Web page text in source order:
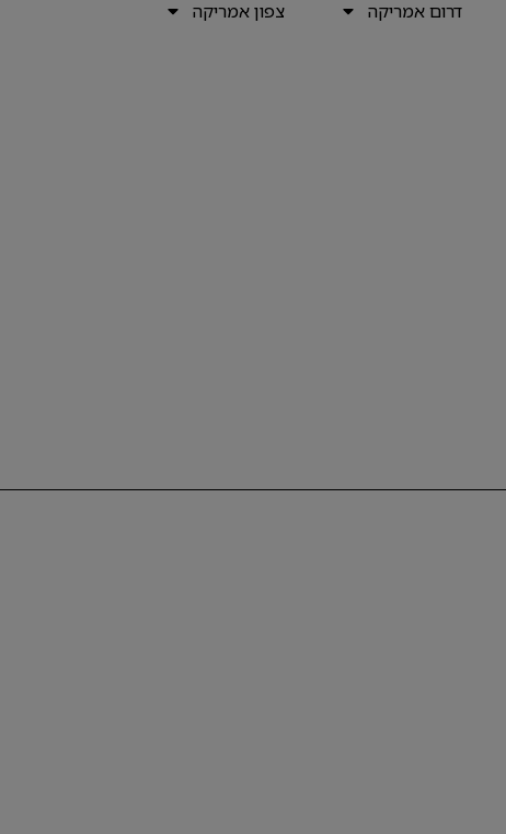
דרום אמריקה
צפון אמריקה